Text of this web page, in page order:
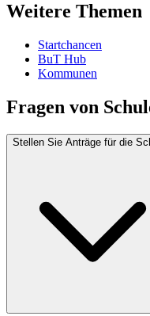
Weitere Themen
Startchancen
BuT Hub
Kommunen
Fragen von
Stellen Sie Anträge für die